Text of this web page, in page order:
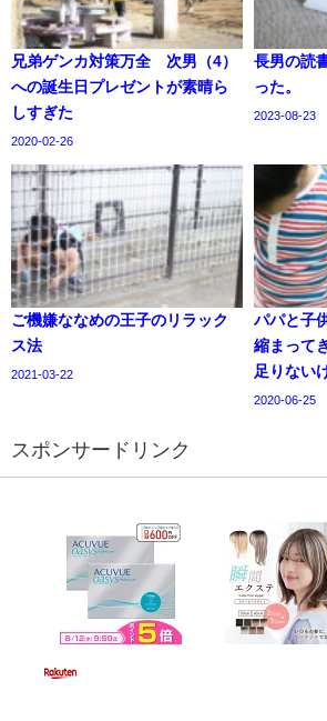
兄弟ゲンカ対策万全 次男（4）
への誕生日プレゼントが素晴ら
しすぎた
2020-02-26
長男の読
った。
2023-08-23
ご機嫌ななめの王子のリラック
ス法
2021-03-22
パパと子
縮まって
足りない
2020-06-25
スポンサードリンク